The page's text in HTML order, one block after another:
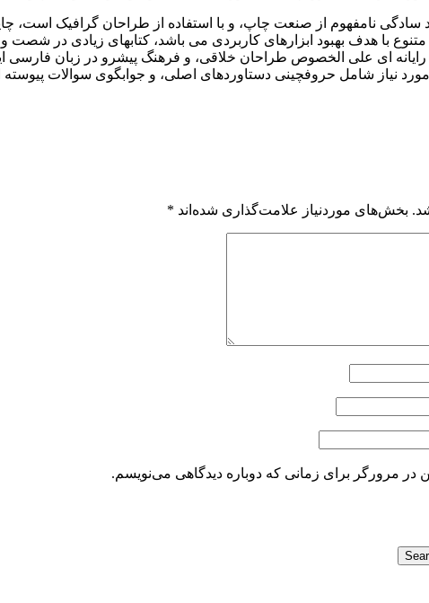
سادگی نامفهوم از صنعت چاپ، و با استفاده از طراحان گرافیک
متنوع با هدف بهبود ابزارهای کاربردی می باشد، کتابهای زیادی در
ای علی الخصوص طراحان خلاقی، و فرهنگ پیشرو در زبان فارسی
نیاز شامل حروفچینی دستاوردهای اصلی، و جوابگوی سوالات
بخش‌های موردنیاز علامت‌گذاری شده‌اند *
در مرورگر برای زمانی که دوباره دیدگاهی می‌نویسم.